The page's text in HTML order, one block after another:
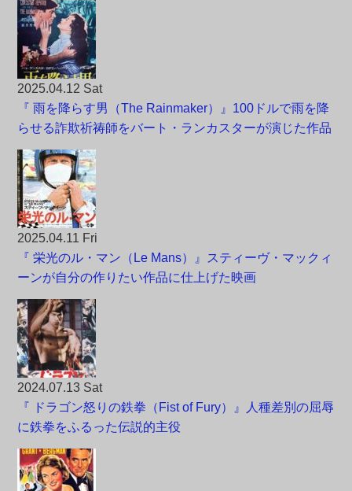
2025.04.12 Sat
『 雨を降らす男（The Rainmaker）』100ドルで雨を降
らせる詐欺祈祷師をバート・ランカスターが演じた作品
2025.04.11 Fri
『 栄光のル・マン（Le Mans）』スティーヴ・マックィ
ーンが自分の作りたい作品に仕上げた映画
2024.07.13 Sat
『 ドラゴン怒りの鉄拳（Fist of Fury）』人種差別の屈辱
に鉄拳をふるった伝説的主役